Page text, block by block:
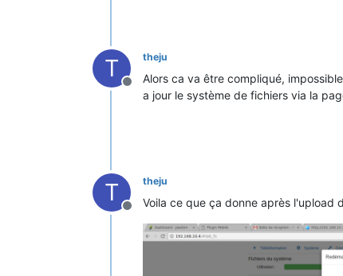
T
Offline
theju
Alors ca va être compliqué,
a jour le système de fichiers via la
T
Offline
theju
Voila ce que ça donne après l'upload